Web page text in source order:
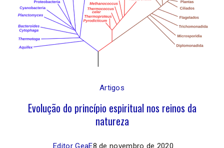
Artigos
Evolução do princípio espiritual nos reinos da
natureza
Editor GeaE8 de novembro de 2020